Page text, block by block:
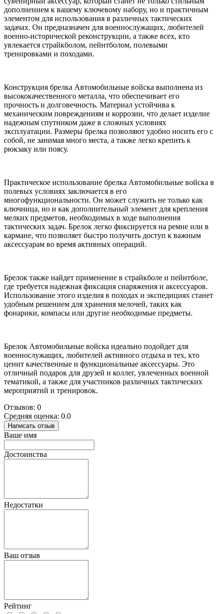
дополнением к вашему ключевому набору, но и практичным
элементом для использования в различных тактических
задачах. Он предназначен для военнослужащих, любителей
военно-исторической реконструкции, а также всех, кто
увлекается страйкболом, пейнтболом, полевыми
тренировками и походами.
Конструкция брелка Автомобильные войска выполнена из
высококачественного металла, что обеспечивает его
прочность и долговечность. Материал устойчива к
механическим повреждениям и коррозии, что делает изделие
надежным спутником даже в сложных условиях
эксплуатации. Размеры брелка позволяют удобно носить его с
собой, не занимая много места, а также легко крепить к
рюкзаку или поясу.
Практическое использование брелка Автомобильные войска в
полевых условиях заключается в его
многофункциональности. Он может служить не только как
ключница, но и как дополнительный элемент для крепления
мелких предметов, необходимых в ходе выполнения
тактических задач. Брелок легко фиксируется на ремне или в
кармане, что позволяет быстро получить доступ к важным
аксессуарам во время активных операций.
Брелок также найдет применение в страйкболе и пейнтболе,
где требуется надежная фиксация снаряжения и аксессуаров.
Использование этого изделия в походах и экспедициях станет
удобным решением для хранения мелочей, таких как
фонарики, компасы или другие необходимые предметы.
Брелок Автомобильные войска идеально подойдет для
военнослужащих, любителей активного отдыха и тех, кто
ценит качественные и функциональные аксессуары. Это
отличный подарок для друзей и коллег, увлеченных военной
тематикой, а также для участников различных тактических
мероприятий и тренировок.
Отзывов: 0
Средняя оценка: 0.0
Написать отзыв
Ваше имя
Достоинства
Недостатки
Ваш отзыв
Рейтинг